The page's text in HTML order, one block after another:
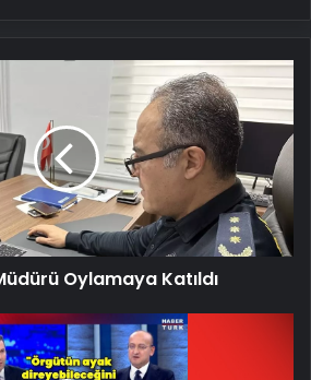
Oylamaya Katıldı